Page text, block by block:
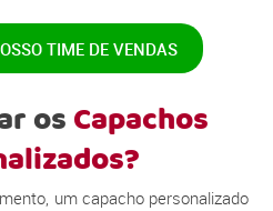
TIME DE VENDAS
osCapachos
um capacho personalizado